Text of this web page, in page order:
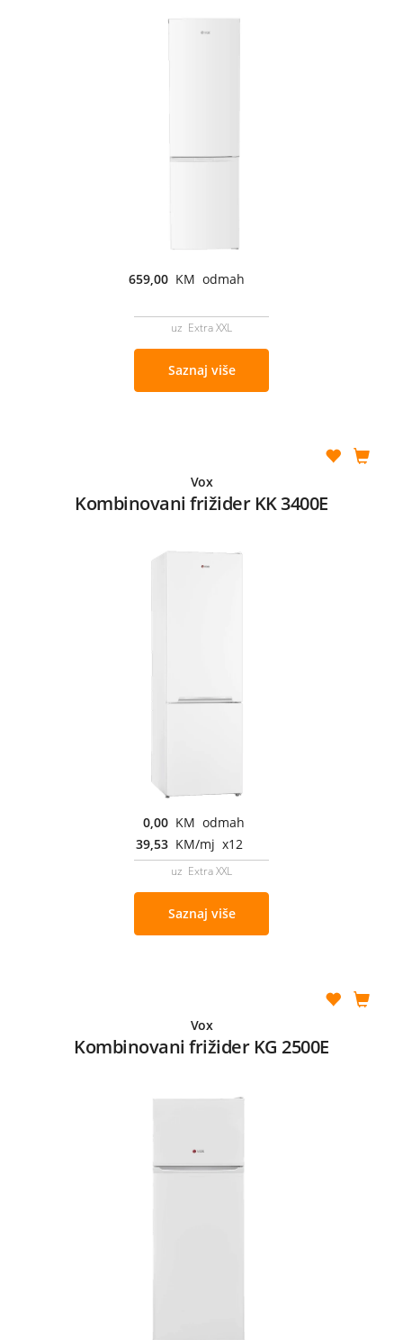
659,00 KM odmah
uz Extra XXL
Saznaj više
Vox
Kombinovani frižider KK 3400E
0,00 KM odmah
39,53 KM/mj x12
uz Extra XXL
Saznaj više
Vox
Kombinovani frižider KG 2500E